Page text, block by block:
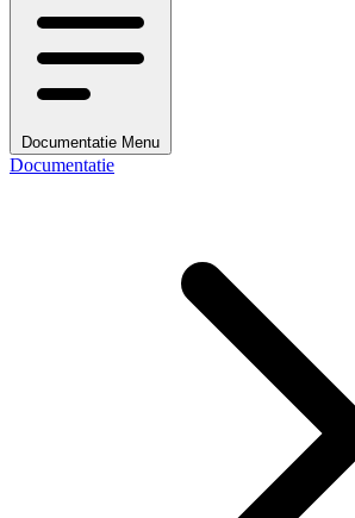
Documentatie Menu
Documentatie